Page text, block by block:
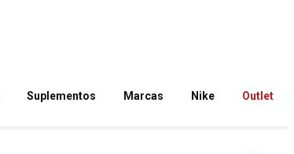
Suplementos Marcas Nike Outlet